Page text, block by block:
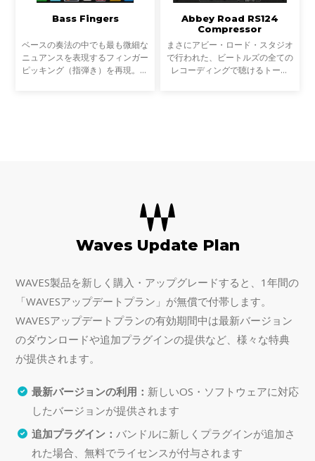
Bass Fingers
ベースの奏法の中でも最も微細な
ニュアンスを表現するフィンガー
ピッキング（指弾き）を再現。リ
Abbey Road RS124
Compressor
まさにアビー・ロード・スタジオ
で行われた、ビートルズの全ての
レコーディングで聴けるトーン
Waves Update Plan
WAVES製品を新しく購入・アップグレードすると、1年間の
「WAVESアップデートプラン」が無償で付帯します。
WAVESアップデートプランの有効期間中は最新バージョン
のダウンロードや追加プラグインの提供など、様々な特典
が提供されます。
最新バージョンの利用： 新しいOS・ソフトウェアに対応
したバージョンが提供されます
追加プラグイン： バンドルに新しくプラグインが追加さ
れた場合、無料でライセンスが付与されます